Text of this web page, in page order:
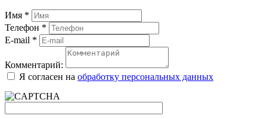
Имя *
Телефон *
E-mail *
Комментарий:
Я согласен на обработку персональных данных